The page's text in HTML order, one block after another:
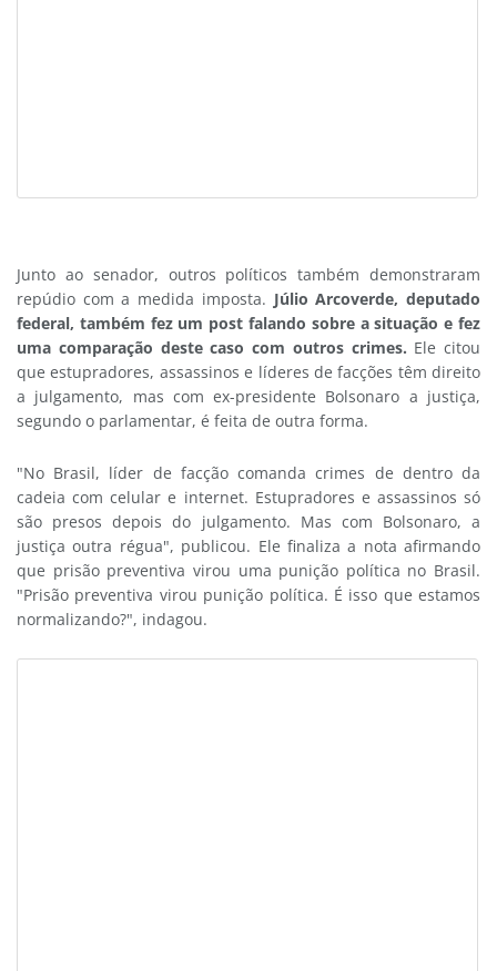
Junto ao senador, outros políticos também demonstraram
repúdio com a medida imposta. Júlio Arcoverde, deputado
federal, também fez um post falando sobre a situação e fez
uma comparação deste caso com outros crimes. Ele citou
que estupradores, assassinos e líderes de facções têm direito
a julgamento, mas com ex-presidente Bolsonaro a justiça,
segundo o parlamentar, é feita de outra forma.
"No Brasil, líder de facção comanda crimes de dentro da
cadeia com celular e internet. Estupradores e assassinos só
são presos depois do julgamento. Mas com Bolsonaro, a
justiça outra régua", publicou. Ele finaliza a nota afirmando
que prisão preventiva virou uma punição política no Brasil.
"Prisão preventiva virou punição política. É isso que estamos
normalizando?", indagou.